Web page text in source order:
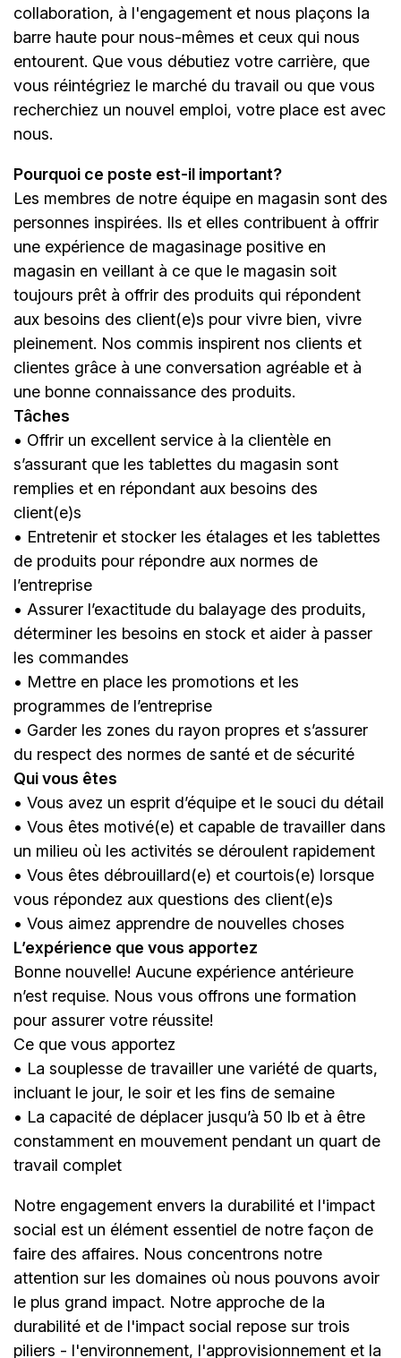
collaboration, à l'engagement et nous plaçons la
barre haute pour nous-mêmes et ceux qui nous
entourent. Que vous débutiez votre carrière, que
vous réintégriez le marché du travail ou que vous
recherchiez un nouvel emploi, votre place est avec
nous.
Pourquoi ce poste est-il important?
Les membres de notre équipe en magasin sont des
personnes inspirées. Ils et elles contribuent à offrir
une expérience de magasinage positive en
magasin en veillant à ce que le magasin soit
toujours prêt à offrir des produits qui répondent
aux besoins des client(e)s pour vivre bien, vivre
pleinement. Nos commis inspirent nos clients et
clientes grâce à une conversation agréable et à
une bonne connaissance des produits.
Tâches
• Offrir un excellent service à la clientèle en
s’assurant que les tablettes du magasin sont
remplies et en répondant aux besoins des
client(e)s
• Entretenir et stocker les étalages et les tablettes
de produits pour répondre aux normes de
l’entreprise
• Assurer l’exactitude du balayage des produits,
déterminer les besoins en stock et aider à passer
les commandes
• Mettre en place les promotions et les
programmes de l’entreprise
• Garder les zones du rayon propres et s’assurer
du respect des normes de santé et de sécurité
Qui vous êtes
• Vous avez un esprit d’équipe et le souci du détail
• Vous êtes motivé(e) et capable de travailler dans
un milieu où les activités se déroulent rapidement
• Vous êtes débrouillard(e) et courtois(e) lorsque
vous répondez aux questions des client(e)s
• Vous aimez apprendre de nouvelles choses
L’expérience que vous apportez
Bonne nouvelle! Aucune expérience antérieure
n’est requise. Nous vous offrons une formation
pour assurer votre réussite!
Ce que vous apportez
• La souplesse de travailler une variété de quarts,
incluant le jour, le soir et les fins de semaine
• La capacité de déplacer jusqu’à 50 lb et à être
constamment en mouvement pendant un quart de
travail complet
Notre engagement envers la durabilité et l'impact
social est un élément essentiel de notre façon de
faire des affaires. Nous concentrons notre
attention sur les domaines où nous pouvons avoir
le plus grand impact. Notre approche de la
durabilité et de l'impact social repose sur trois
piliers - l'environnement, l'approvisionnement et la